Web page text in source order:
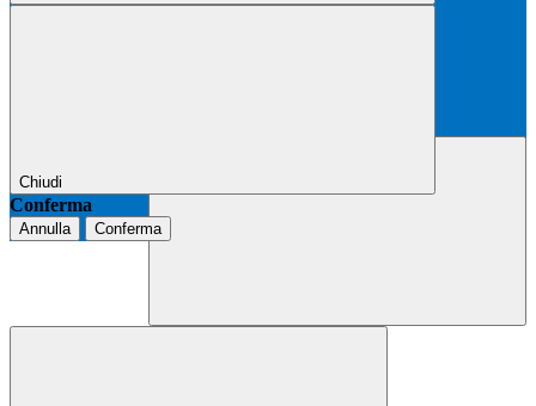
Chiudi
Conferma
Annulla Conferma